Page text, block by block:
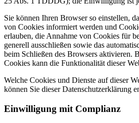
Sie können Ihren Browser so einstellen,
von Cookies informiert werden und
erlauben, die Annahme von Cookies für
generell ausschließen sowie das
beim Schließen des Browsers aktivieren.
Cookies kann die Funktionalität dieser
Welche Cookies und Dienste auf dieser
können Sie dieser Datenschutzerklärung
Einwilligung mit Complianz